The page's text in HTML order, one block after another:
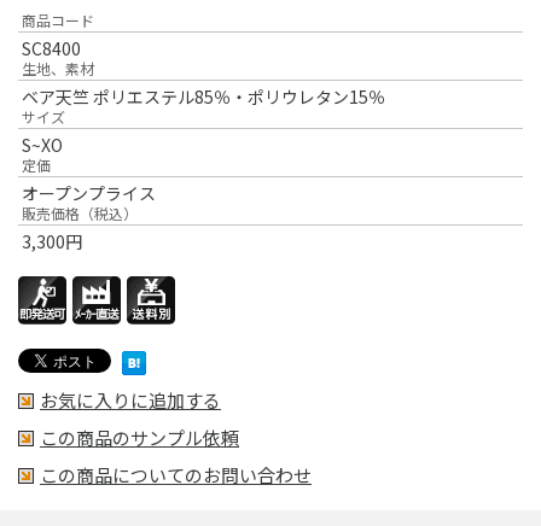
商品コード
SC8400
生地、素材
ベア天竺 ポリエステル85％・ポリウレタン15％
サイズ
S~XO
定価
オープンプライス
販売価格（税込）
3,300円
お気に入りに追加する
この商品のサンプル依頼
この商品についてのお問い合わせ